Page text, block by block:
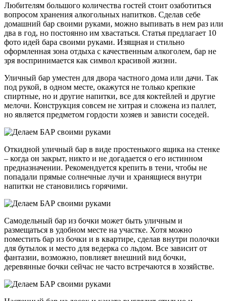
Любителям большого количества гостей стоит озаботиться
вопросом хранения алкогольных напитков. Сделав себе
домашний бар своими руками, можно выпивать в нем раз или
два в год, но постоянно им хвастаться. Статья предлагает 10
фото идей бара своими руками. Изящная и стильно
оформленная зона отдыха с качественным алкоголем, бар не
зря воспринимается как символ красивой жизни.
Уличный бар уместен для двора частного дома или дачи. Так
под рукой, в одном месте, окажутся не только крепкие
спиртные, но и другие напитки, все для коктейлей и другие
мелочи. Конструкция совсем не хитрая и сложена из паллет,
но является предметом гордости хозяев и зависти соседей.
Откидной уличный бар в виде простенького ящика на стенке
– когда он закрыт, никто и не догадается о его истинном
предназначении. Рекомендуется крепить в тени, чтобы не
попадали прямые солнечные лучи и хранящиеся внутри
напитки не становились горячими.
Самодельный бар из бочки может быть уличным и
размещаться в удобном месте на участке. Хотя можно
поместить бар из бочки и в квартире, сделав внутри полочки
для бутылок и место для ведерка со льдом. Все зависит от
фантазии, возможно, повлияет внешний вид бочки,
деревянные бочки сейчас не часто встречаются в хозяйстве.